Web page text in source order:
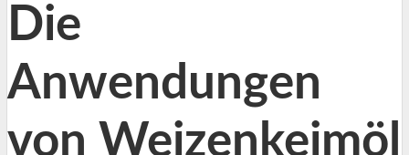
Die
Anwendungen
von Weizenkeimöl